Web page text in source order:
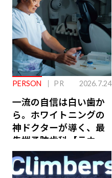
PERSON PR 2026.7.24
一流の自信は白い歯か
ら。ホワイトニングの
神ドクターが導く、最
先端予防歯科【ラウン
ジ会員特典あり】